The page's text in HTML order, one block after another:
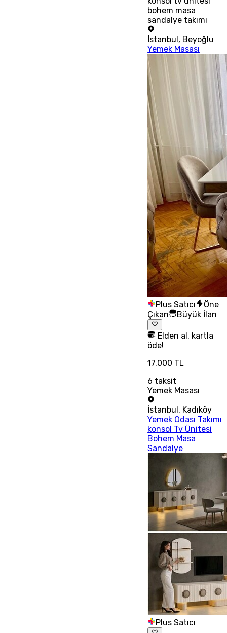
bohem masa
sandalye takımı
İstanbul, Beyoğlu
Yemek Masası
Plus Satıcı
Öne
Çıkan
Büyük İlan
Elden al, kartla
öde!
17.000 TL
6 taksit
Yemek Masası
İstanbul , Kadıköy
Yemek Odası Takımı
konsol Tv Ünitesi
Bohem Masa
Sandalye
Plus Satıcı